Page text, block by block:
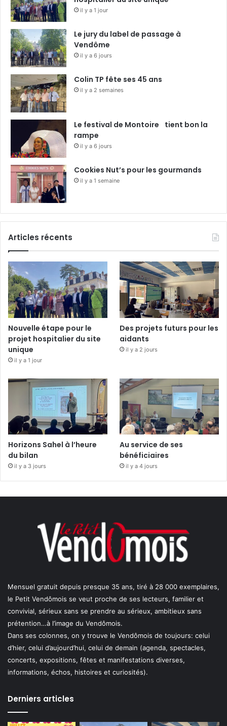
il y a 1 jour
Le jury du label de passage à
Vendôme
il y a 6 jours
Colin TP fête ses 45 ans
il y a 2 semaines
Le festival de Montoire tient bon la
rampe
il y a 6 jours
Cookies Nut’s pour les gourmands
il y a 1 semaine
Articles récents
Nouvelle étape pour le
projet hospitalier du site
unique
il y a 1 jour
Des projets futurs pour les
aidants
il y a 2 jours
Horizons Sahel à l’heure
du bilan
il y a 3 jours
Au service de ses
bénéficiaires
il y a 4 jours
Mensuel gratuit depuis presque 35 ans, tiré à 28 000 exemplaires,
le Petit Vendômois se veut proche de ses lecteurs, familier et
convivial, sérieux sans se prendre au sérieux, ambitieux sans
prétention…à l’image du Vendômois.
Dans ses colonnes, on y trouve le Vendômois de toujours: celui
d’hier, celui d’aujourd’hui, celui de demain (agenda, spectacles,
concerts, expositions, fêtes et manifestations diverses,
informations, échos, histoires et curiosités).
Derniers articles